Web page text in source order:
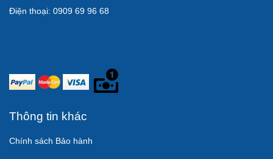
Điện thoại: 0909 69 96 68
Thông tin khác
Chính sách Bảo hành